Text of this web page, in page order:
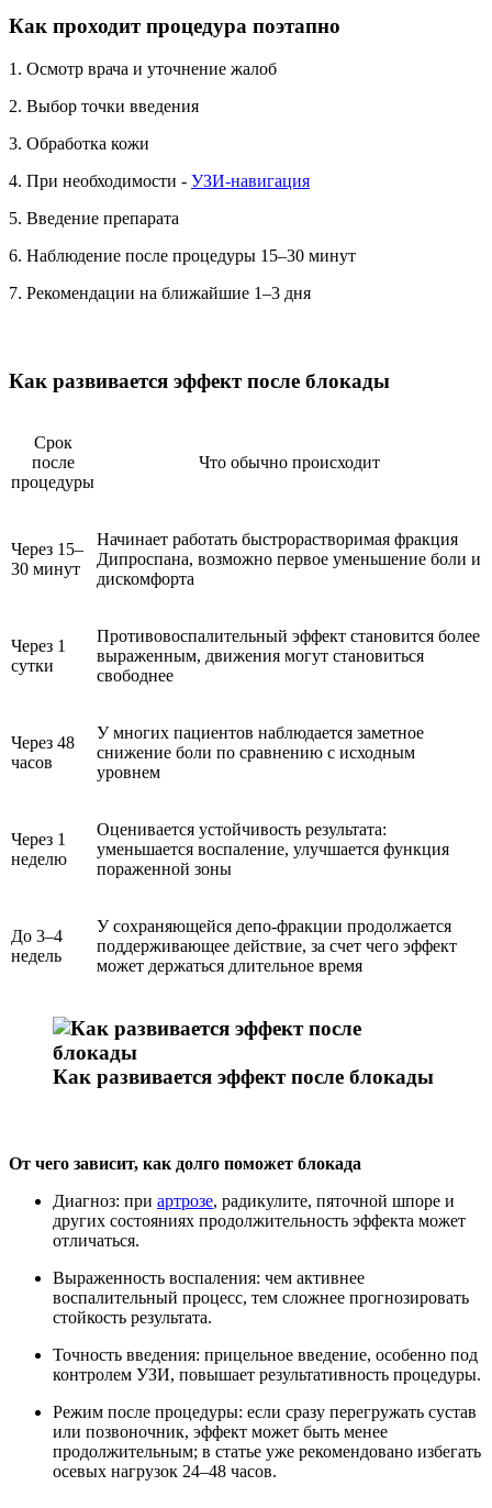
Как проходит процедура поэтапно
1. Осмотр врача и уточнение жалоб
2. Выбор точки введения
3. Обработка кожи
4. При необходимости - УЗИ-навигация
5. Введение препарата
6. Наблюдение после процедуры 15–30 минут
7. Рекомендации на ближайшие 1–3 дня
Как развивается эффект после блокады
Срок
после
процедуры
Что обычно происходит
Через 15–
30 минут
Начинает работать быстрорастворимая фракция
Дипроспана, возможно первое уменьшение боли и
дискомфорта
Через 1
сутки
Противовоспалительный эффект становится более
выраженным, движения могут становиться
свободнее
Через 48
часов
У многих пациентов наблюдается заметное
снижение боли по сравнению с исходным
уровнем
Через 1
неделю
Оценивается устойчивость результата:
уменьшается воспаление, улучшается функция
пораженной зоны
До 3–4
недель
У сохраняющейся депо-фракции продолжается
поддерживающее действие, за счет чего эффект
может держаться длительное время
Как развивается эффект после блокады
От чего зависит, как долго поможет блокада
Диагноз: при артрозе, радикулите, пяточной шпоре и
других состояниях продолжительность эффекта может
отличаться.
Выраженность воспаления: чем активнее
воспалительный процесс, тем сложнее прогнозировать
стойкость результата.
Точность введения: прицельное введение, особенно под
контролем УЗИ, повышает результативность процедуры.
Режим после процедуры: если сразу перегружать сустав
или позвоночник, эффект может быть менее
продолжительным; в статье уже рекомендовано избегать
осевых нагрузок 24–48 часов.